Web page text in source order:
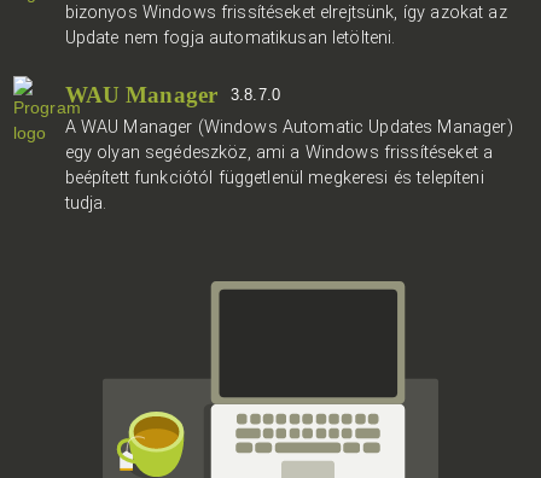
bizonyos Windows frissítéseket elrejtsünk, így azokat az
Update nem fogja automatikusan letölteni.
WAU Manager 3.8.7.0
A WAU Manager (Windows Automatic Updates Manager)
egy olyan segédeszköz, ami a Windows frissítéseket a
beépített funkciótól függetlenül megkeresi és telepíteni
tudja.